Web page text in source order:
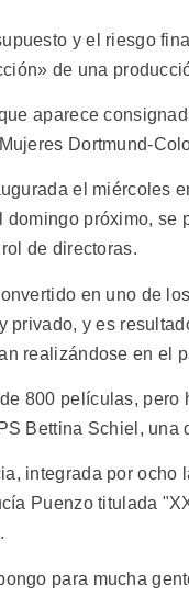
y el riesgo
de una
aparece
Dortmund-
el miércoles
domingo próximo,
de directoras.
en uno de
privado, y es
realizándose en el
800 películas,
Bettina Schiel, una
integrada por
Puenzo titulada
para mucha